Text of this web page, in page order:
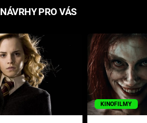
NÁVRHY PRO VÁS
KINOFILMY